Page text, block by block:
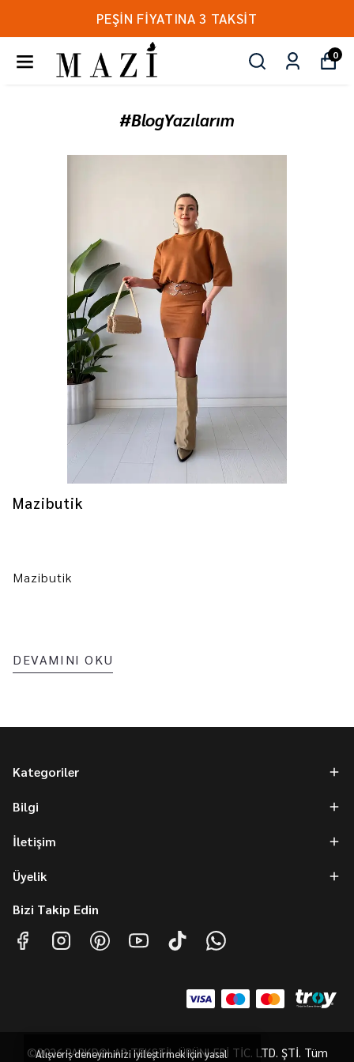
PEŞİN FİYATINA 3 TAKSİT
0
Alışveriş deneyiminizi iyileştirmek için yasal
#BlogYazılarım
Mazibutik
Mazibutik
DEVAMINI OKU
Kategoriler
Bilgi
İletişim
Üyelik
Bizi Takip Edin
©2026 PARKDOLAP TEKSTİL ÜRÜNLERİ TİC. LTD. ŞTİ. Tüm